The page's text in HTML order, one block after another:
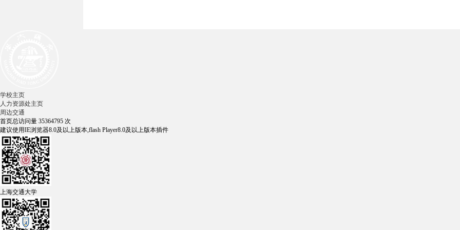
学校主页
人力资源处主页
周边交通
首页总访问量 35364795 次
建议使用IE浏览器8.0及以上版本,flash Player8.0及以上版本插件
上海交通大学